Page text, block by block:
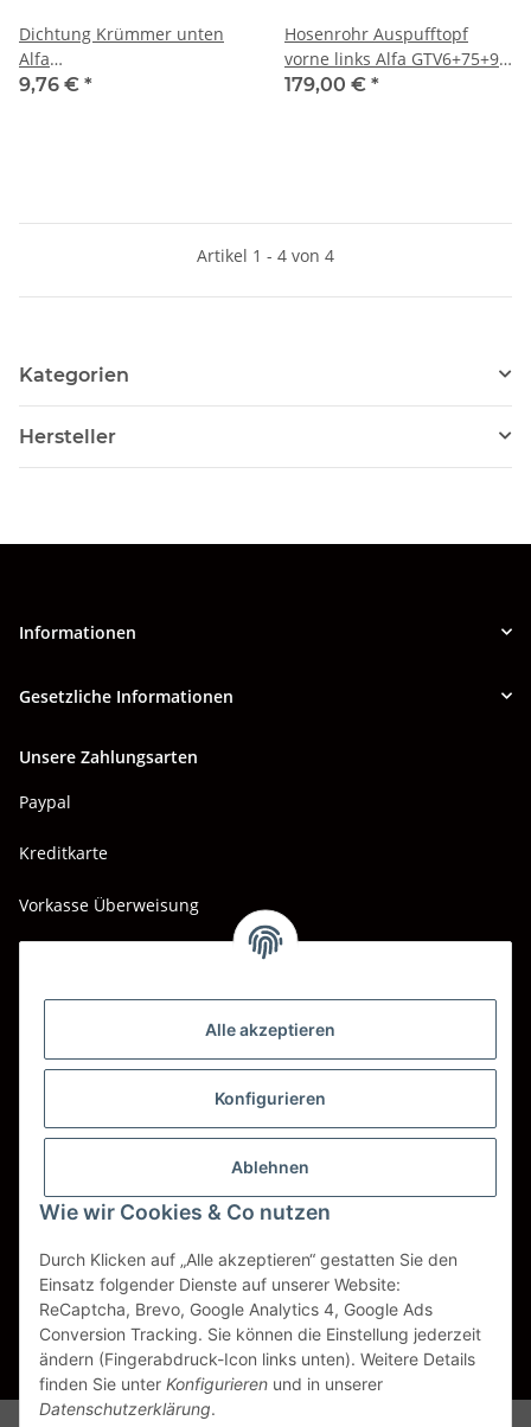
Alle akzeptieren
Konfigurieren
Ablehnen
Wie wir Cookies & Co nutzen
Durch Klicken auf „Alle akzeptieren“ gestatten Sie den
Einsatz folgender Dienste auf unserer Website:
ReCaptcha, Brevo, Google Analytics 4, Google Ads
Conversion Tracking. Sie können die Einstellung jederzeit
ändern (Fingerabdruck-Icon links unten). Weitere Details
finden Sie unter Konfigurieren und in unserer
Datenschutzerklärung.
Dichtung Krümmer unten
Alfa
Alfetta+Guilietta+75+90+155+164
9,76 € *
Hosenrohr Auspufftopf
vorne links Alfa GTV6+75+90
V6 NEU Original
179,00 € *
Artikel 1 - 4 von 4
Kategorien
Hersteller
Informationen
Gesetzliche Informationen
Unsere Zahlungsarten
Paypal
Kreditkarte
Vorkasse Überweisung
Wir versenden mit
Spedition BTG
Spedition Schenker
Vertrag widerrufen
* Alle Preise inkl. gesetzlicher USt., zzgl.Versand